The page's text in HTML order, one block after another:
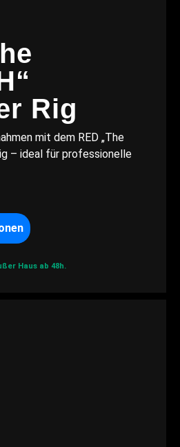
Rig
mit dem RED „The
– ideal für professionelle
Haus ab 48h.